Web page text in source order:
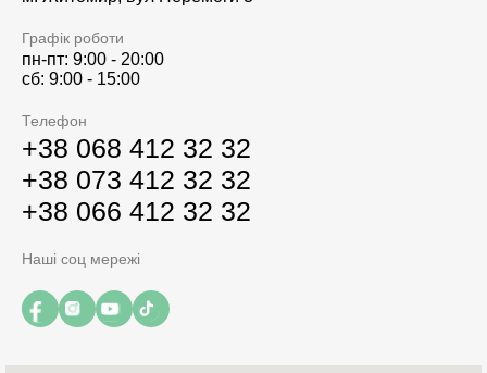
Графік роботи
пн-пт: 9:00 - 20:00
сб: 9:00 - 15:00
Телефон
+38 068 412 32 32
+38 073 412 32 32
+38 066 412 32 32
Наші соц мережі